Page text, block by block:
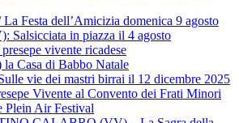
Festa dell’Amicizia domenica 9 agosto
Salsicciata in piazza il 4 agosto
vivente ricadese
la Casa di Babbo Natale
vie dei mastri birrai il 12 dicembre 2025
Vivente al Convento dei Frati Minori
Plein Air Festival